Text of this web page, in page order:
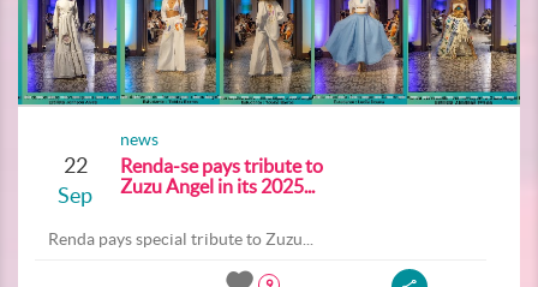
22
Sep
news
Renda-se pays tribute to
Zuzu Angel in its 2025...
Renda pays special tribute to Zuzu...